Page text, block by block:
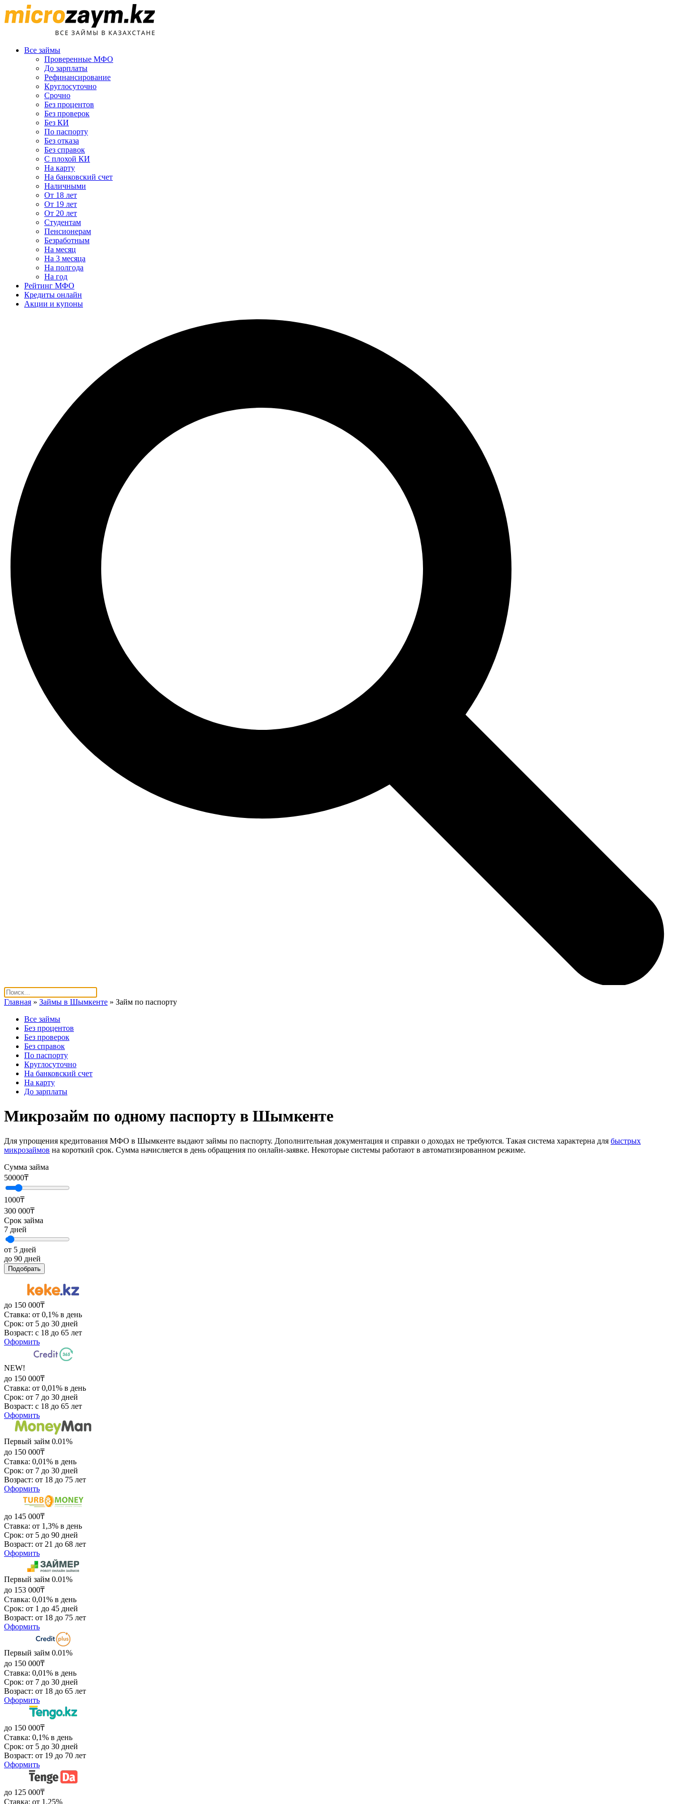
Все займы
Проверенные МФО
До зарплаты
Рефинансирование
Круглосуточно
Срочно
Без процентов
Без проверок
Без КИ
По паспорту
Без отказа
Без справок
С плохой КИ
На карту
На банковский счет
Наличными
От 18 лет
От 19 лет
От 20 лет
Студентам
Пенсионерам
Безработным
На месяц
На 3 месяца
На полгода
На год
Рейтинг МФО
Кредиты онлайн
Акции и купоны
Главная » Займы в Шымкенте » Займ по паспорту
Все займы
Без процентов
Без проверок
Без справок
По паспорту
Круглосуточно
На банковский счет
На карту
До зарплаты
Микрозайм по одному паспорту в Шымкенте
Для упрощения кредитования МФО в Шымкенте выдают займы по паспорту. Дополнительная документация и справки о доходах не требуются. Такая система характерна для быстрых
микрозаймов на короткий срок. Сумма начисляется в день обращения по онлайн-заявке. Некоторые системы работают в автоматизированном режиме.
Сумма займа
50000₸
1000₸
300 000₸
Срок займа
7 дней
от 5 дней
до 90 дней
Подобрать
до 150 000₸
Ставка: от 0,1% в день
Срок: от 5 до 30 дней
Возраст: с 18 до 65 лет
Оформить
NEW!
до 150 000₸
Ставка: от 0,01% в день
Срок: от 7 до 30 дней
Возраст: с 18 до 65 лет
Оформить
Первый займ 0.01%
до 150 000₸
Ставка: 0,01% в день
Срок: от 7 до 30 дней
Возраст: от 18 до 75 лет
Оформить
до 145 000₸
Ставка: от 1,3% в день
Срок: от 5 до 90 дней
Возраст: от 21 до 68 лет
Оформить
Первый займ 0.01%
до 153 000₸
Ставка: 0,01% в день
Срок: от 1 до 45 дней
Возраст: от 18 до 75 лет
Оформить
Первый займ 0.01%
до 150 000₸
Ставка: 0,01% в день
Срок: от 7 до 30 дней
Возраст: от 18 до 65 лет
Оформить
до 150 000₸
Ставка: 0,1% в день
Срок: от 5 до 30 дней
Возраст: от 19 до 70 лет
Оформить
до 125 000₸
Ставка: от 1,25%